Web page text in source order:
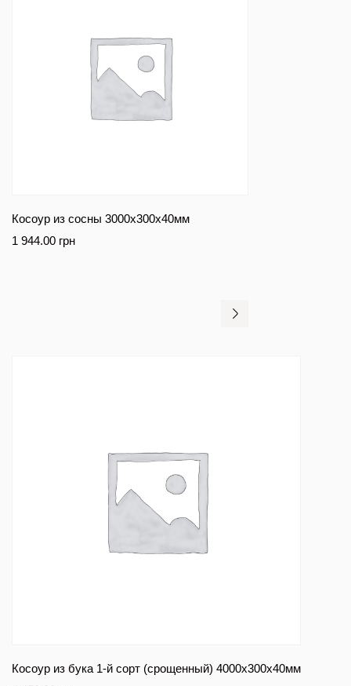
Косоур из сосны 3000x300x40мм
1 944.00 грн
Косоур из бука 1-й сорт (срощенный) 4000x300x40мм